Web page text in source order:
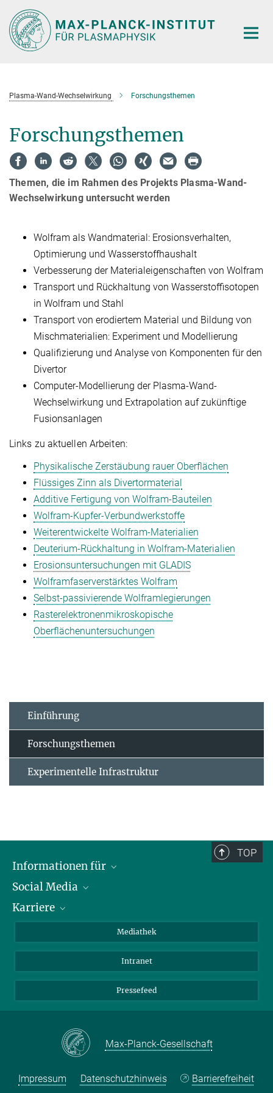
Hauptinhalt
Plasma-Wand-Wechselwirkung Forschungsthemen
Forschungsthemen
Themen, die im Rahmen des Projekts Plasma-Wand-
Wechselwirkung untersucht werden
Wolfram als Wandmaterial: Erosionsverhalten,
Optimierung und Wasserstoffhaushalt
Verbesserung der Materialeigenschaften von Wolfram
Transport und Rückhaltung von Wasserstoffisotopen
in Wolfram und Stahl
Transport von erodiertem Material und Bildung von
Mischmaterialien: Experiment und Modellierung
Qualifizierung und Analyse von Komponenten für den
Divertor
Computer-Modellierung der Plasma-Wand-
Wechselwirkung und Extrapolation auf zukünftige
Fusionsanlagen
Links zu aktuellen Arbeiten:
Physikalische Zerstäubung rauer Oberflächen
Flüssiges Zinn als Divertormaterial
Additive Fertigung von Wolfram-Bauteilen
Wolfram-Kupfer-Verbundwerkstoffe
Weiterentwickelte Wolfram-Materialien
Deuterium-Rückhaltung in Wolfram-Materialien
Erosionsuntersuchungen mit GLADIS
Wolframfaserverstärktes Wolfram
Selbst-passivierende Wolframlegierungen
Rasterelektronenmikroskopische
Oberflächenuntersuchungen
Einführung
Forschungsthemen
Experimentelle Infrastruktur
TOP
Informationen für
Journalisten
Schule
Social Media
LinkedIn
YouTube
Karriere
Mediathek
Intranet
Pressefeed
Max-Planck-Gesellschaft
Impressum Datenschutzhinweis Barrierefreiheit